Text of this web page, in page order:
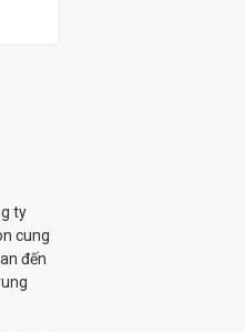
ty
cung
đến